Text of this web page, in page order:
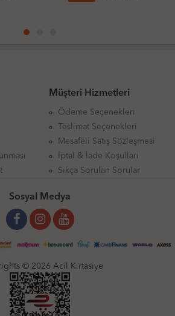
Müşteri Hizmetleri
Ödeme Seçenekleri
Teslimat Seçenekleri
Mesafeli Satış Sözleşmesi
İptal & İade Koşulları
Sıkça Sorulan Sorular
Sosyal Medya
© 2026 Acil Kırtasiye